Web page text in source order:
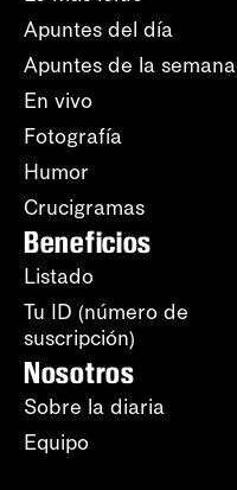
Apuntes del día
Apuntes de la semana
En vivo
Fotografía
Humor
Crucigramas
Beneficios
Listado
Tu ID (número de
suscripción)
Nosotros
Sobre la diaria
Equipo